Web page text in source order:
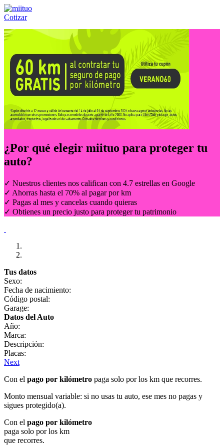
Cotizar
Llámanos al:(55) 84-21-05-00 ó
¿Por qué elegir miituo para proteger tu
auto?
✓ Nuestros clientes nos califican con 4.7 estrellas en Google
✓ Ahorras hasta el 70% al pagar por km
✓ Pagas al mes y cancelas cuando quieras
✓ Obtienes un precio justo para proteger tu patrimonio
Tus datos
Sexo:
Fecha de nacimiento:
Código postal:
Garage:
Datos del Auto
Año:
Marca:
Descripción:
Placas:
Next
Con el pago por kilómetro paga solo por los km que recorres.
Monto mensual variable: si no usas tu auto, ese mes no pagas y
sigues protegido(a).
Con el pago por kilómetro
paga solo por los km
que recorres.